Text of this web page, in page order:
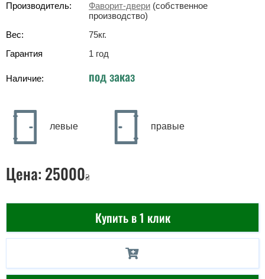
Производитель:
Фаворит-двери (собственное
производство)
Вес:
75кг.
Гарантия
1 год
Наличие: под заказ
левые правые
Цена: 25000₴
Купить в 1 клик